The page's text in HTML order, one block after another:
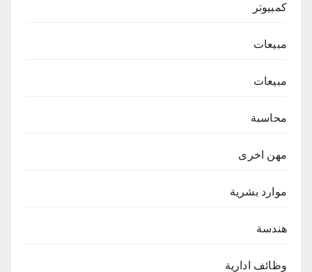
كمبيوتر
مبيعات
مبيعات
محاسبة
مهن اخرى
موارد بشرية
هندسة
وظائف ادارية